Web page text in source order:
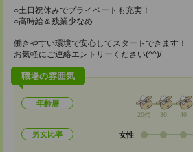
○土日祝休みでプライベートも充実！
○高時給＆残業少なめ
働きやすい環境で安心してスタートできます！
お気軽にご連絡エントリーください(^^)/
職場の雰囲気
年齢層
20代 30 40
男女比率 女性